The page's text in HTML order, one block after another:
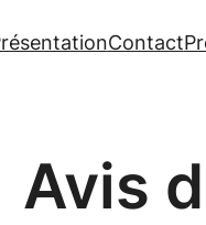
Contact
Avis